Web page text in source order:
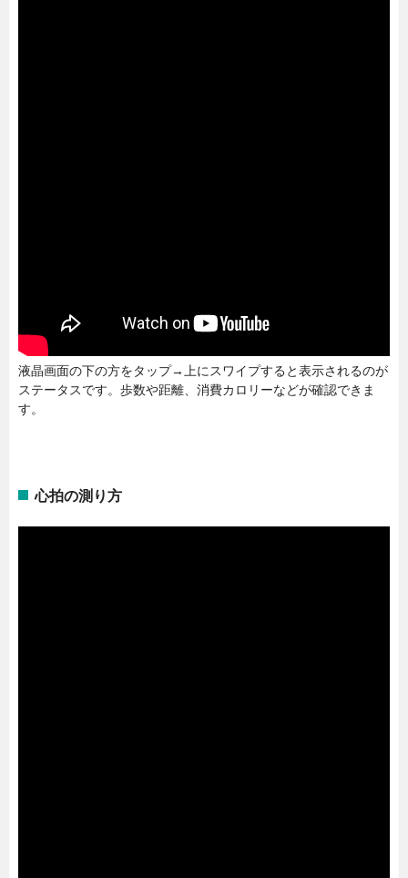
液晶画面の下の方をタップ→上にスワイプすると表示されるのが
ステータスです。歩数や距離、消費カロリーなどが確認できま
す。
心拍の測り方